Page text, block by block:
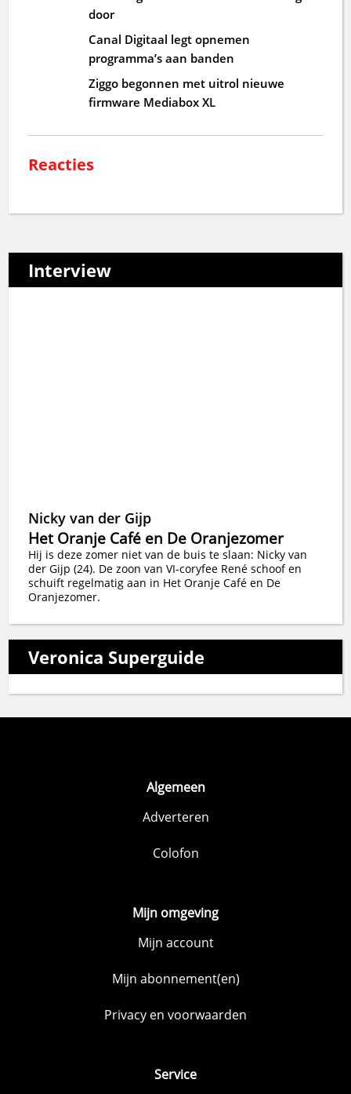
door
Canal Digitaal legt opnemen
programma’s aan banden
Ziggo begonnen met uitrol nieuwe
firmware Mediabox XL
Reacties
Interview
Nicky van der Gijp
Het Oranje Café en De Oranjezomer
Hij is deze zomer niet van de buis te slaan: Nicky van
der Gijp (24). De zoon van VI-coryfee René schoof en
schuift regelmatig aan in Het Oranje Café en De
Oranjezomer.
Veronica Superguide
Algemeen
Adverteren
Colofon
Mijn omgeving
Mijn account
Mijn abonnement(en)
Privacy en voorwaarden
Service